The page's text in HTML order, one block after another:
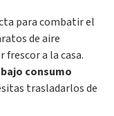
para combatir el
de aire
a la casa.
bajo consumo
trasladarlos de